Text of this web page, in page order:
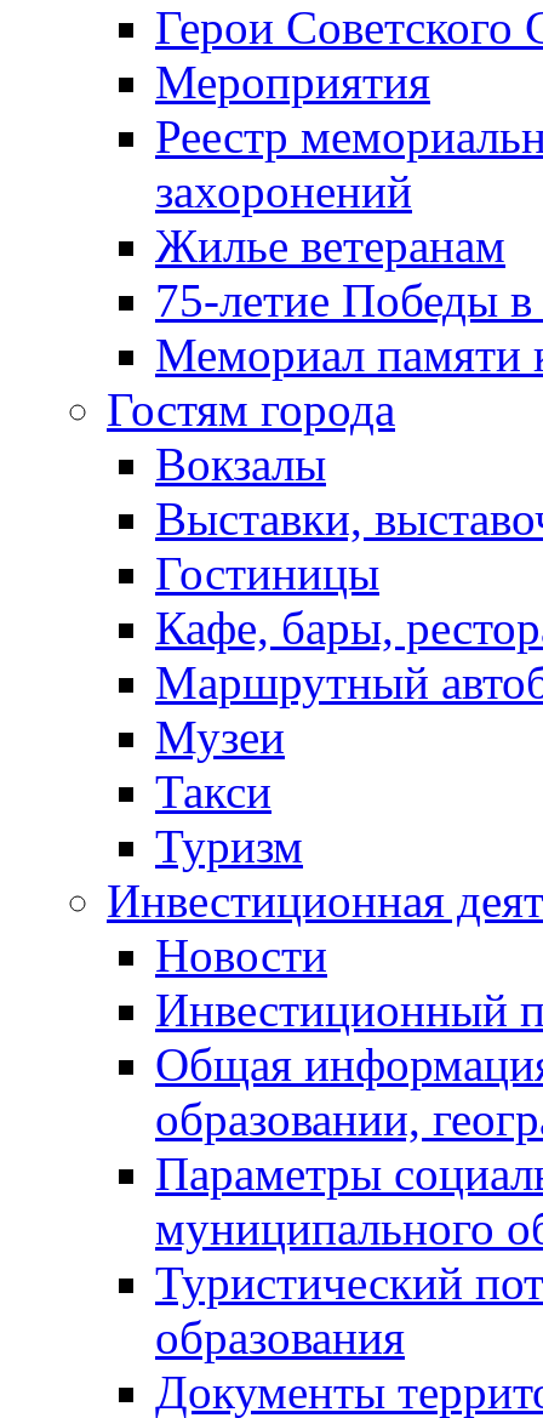
Герои Советского
Мероприятия
Реестр
захоронений
Жилье ветеранам
75-летие Победы
Мемориал памяти
Гостям города
Вокзалы
Выставки,
Гостиницы
Кафе, бары,
Маршрутный
Музеи
Такси
Туризм
Инвестиционная
Новости
Инвестиционный
Общая
образовании,
Параметры
муниципального
Туристический
образования
Документы